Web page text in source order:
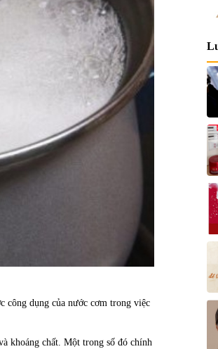
công dụng của nước cơm trong việc
khoáng chất. Một trong số đó chính